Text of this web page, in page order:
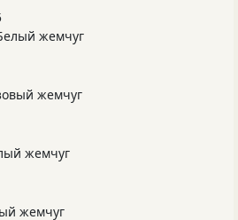
жемчуг
жемчуг
жемчуг
жемчуг